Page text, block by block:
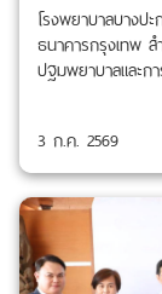
โรงพยาบาลบางป
ธนาคารกรุงเทพ
ปฐมพยาบาลและ
3 ก.ค. 2569